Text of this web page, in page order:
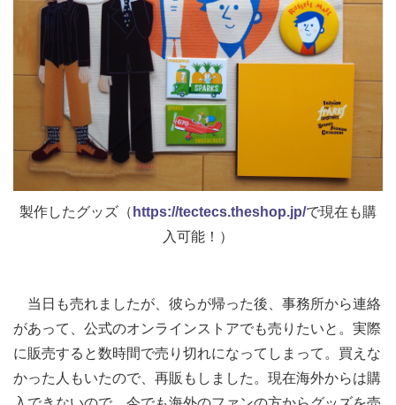
製作したグッズ（ https://tectecs.theshop.jp/で現在も購
入可能！）
当日も売れましたが、彼らが帰った後、事務所から連絡
があって、公式のオンラインストアでも売りたいと。実際
に販売すると数時間で売り切れになってしまって。買えな
かった人もいたので、再販もしました。現在海外からは購